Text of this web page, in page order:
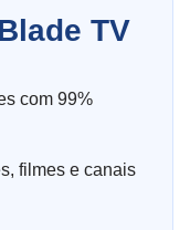
TV
com 99%
filmes e canais